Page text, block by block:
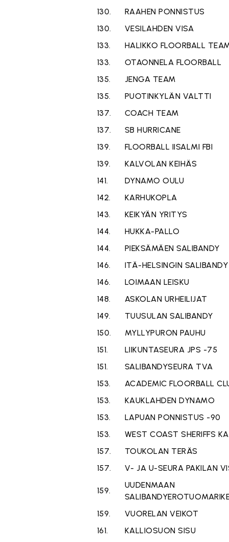
130.
RAAHEN PONNISTUS
130.
VESILAHDEN VISA
133.
HALIKKO FLOORBALL
133.
OTAONNELA FLOORBALL
135.
JENGA TEAM
135.
PUOTINKYLÄN VALTTI
137.
COACH TEAM
137.
SB HURRICANE
139.
FLOORBALL IISALMI FBI
139.
KALVOLAN KEIHÄS
141.
DYNAMO OULU
142.
KARHUKOPLA
143.
KEIKYÄN YRITYS
144.
HUKKA-PALLO
144.
PIEKSÄMÄEN SALIBANDY
146.
ITÄ-HELSINGIN SALIBANDY
146.
LOIMAAN LEISKU
148.
ASKOLAN URHEILIJAT
149.
TUUSULAN SALIBANDY
150.
MYLLYPURON PAUHU
151.
LIIKUNTASEURA JPS -75
151.
SALIBANDYSEURA TVA
153.
ACADEMIC FLOORBALL
153.
KAUKLAHDEN DYNAMO
153.
LAPUAN PONNISTUS -90
153.
WEST COAST SHERIFFS
157.
TOUKOLAN TERÄS
157.
V- JA U-SEURA PAKILAN
159.
UUDENMAAN
159.
VUORELAN VEIKOT
161.
KALLIOSUON SISU